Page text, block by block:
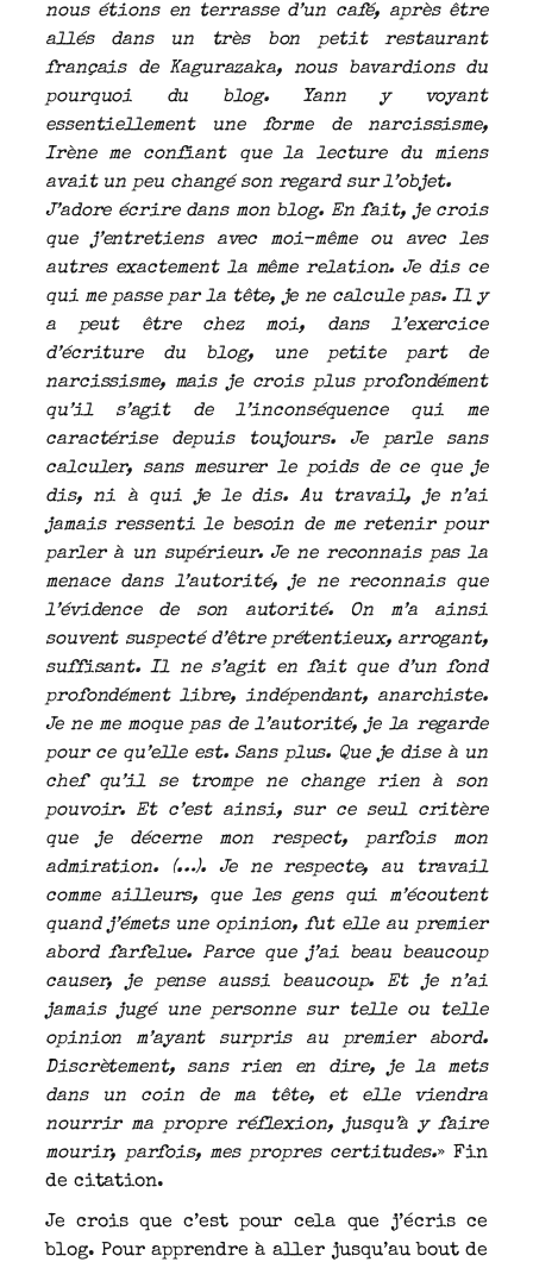
nous étions en terrasse d’un café, après être
allés dans un très bon petit restaurant
français de Kagurazaka, nous bavardions du
pourquoi du blog. Yann y voyant
essentiellement une forme de narcissisme,
Irène me confiant que la lecture du miens
avait un peu changé son regard sur l’objet.
J’adore écrire dans mon blog. En fait, je crois
que j’entretiens avec moi-même ou avec les
autres exactement la même relation. Je dis ce
qui me passe par la tête, je ne calcule pas. Il y
a peut être chez moi, dans l’exercice
d’écriture du blog, une petite part de
narcissisme, mais je crois plus profondément
qu’il s’agit de l’inconséquence qui me
caractérise depuis toujours. Je parle sans
calculer, sans mesurer le poids de ce que je
dis, ni à qui je le dis. Au travail, je n’ai
jamais ressenti le besoin de me retenir pour
parler à un supérieur. Je ne reconnais pas la
menace dans l’autorité, je ne reconnais que
l’évidence de son autorité. On m’a ainsi
souvent suspecté d’être prétentieux, arrogant,
suffisant. Il ne s’agit en fait que d’un fond
profondément libre, indépendant, anarchiste.
Je ne me moque pas de l’autorité, je la regarde
pour ce qu’elle est. Sans plus. Que je dise à un
chef qu’il se trompe ne change rien à son
pouvoir. Et c’est ainsi, sur ce seul critère
que je décerne mon respect, parfois mon
admiration. (…). Je ne respecte, au travail
comme ailleurs, que les gens qui m’écoutent
quand j’émets une opinion, fut elle au premier
abord farfelue. Parce que j’ai beau beaucoup
causer, je pense aussi beaucoup. Et je n’ai
jamais jugé une personne sur telle ou telle
opinion m’ayant surpris au premier abord.
Discrètement, sans rien en dire, je la mets
dans un coin de ma tête, et elle viendra
nourrir ma propre réflexion, jusqu’à y faire
mourir, parfois, mes propres certitudes.» Fin
de citation.
Je crois que c’est pour cela que j’écris ce
blog. Pour apprendre à aller jusqu’au bout de